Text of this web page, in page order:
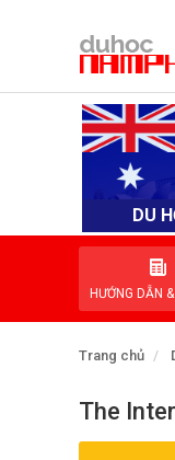
DU
HƯỚNG DẪN
Trang chủ
The
TRANG CHỦ
QUỐC GIA
EVENTS
LIÊN HỆ